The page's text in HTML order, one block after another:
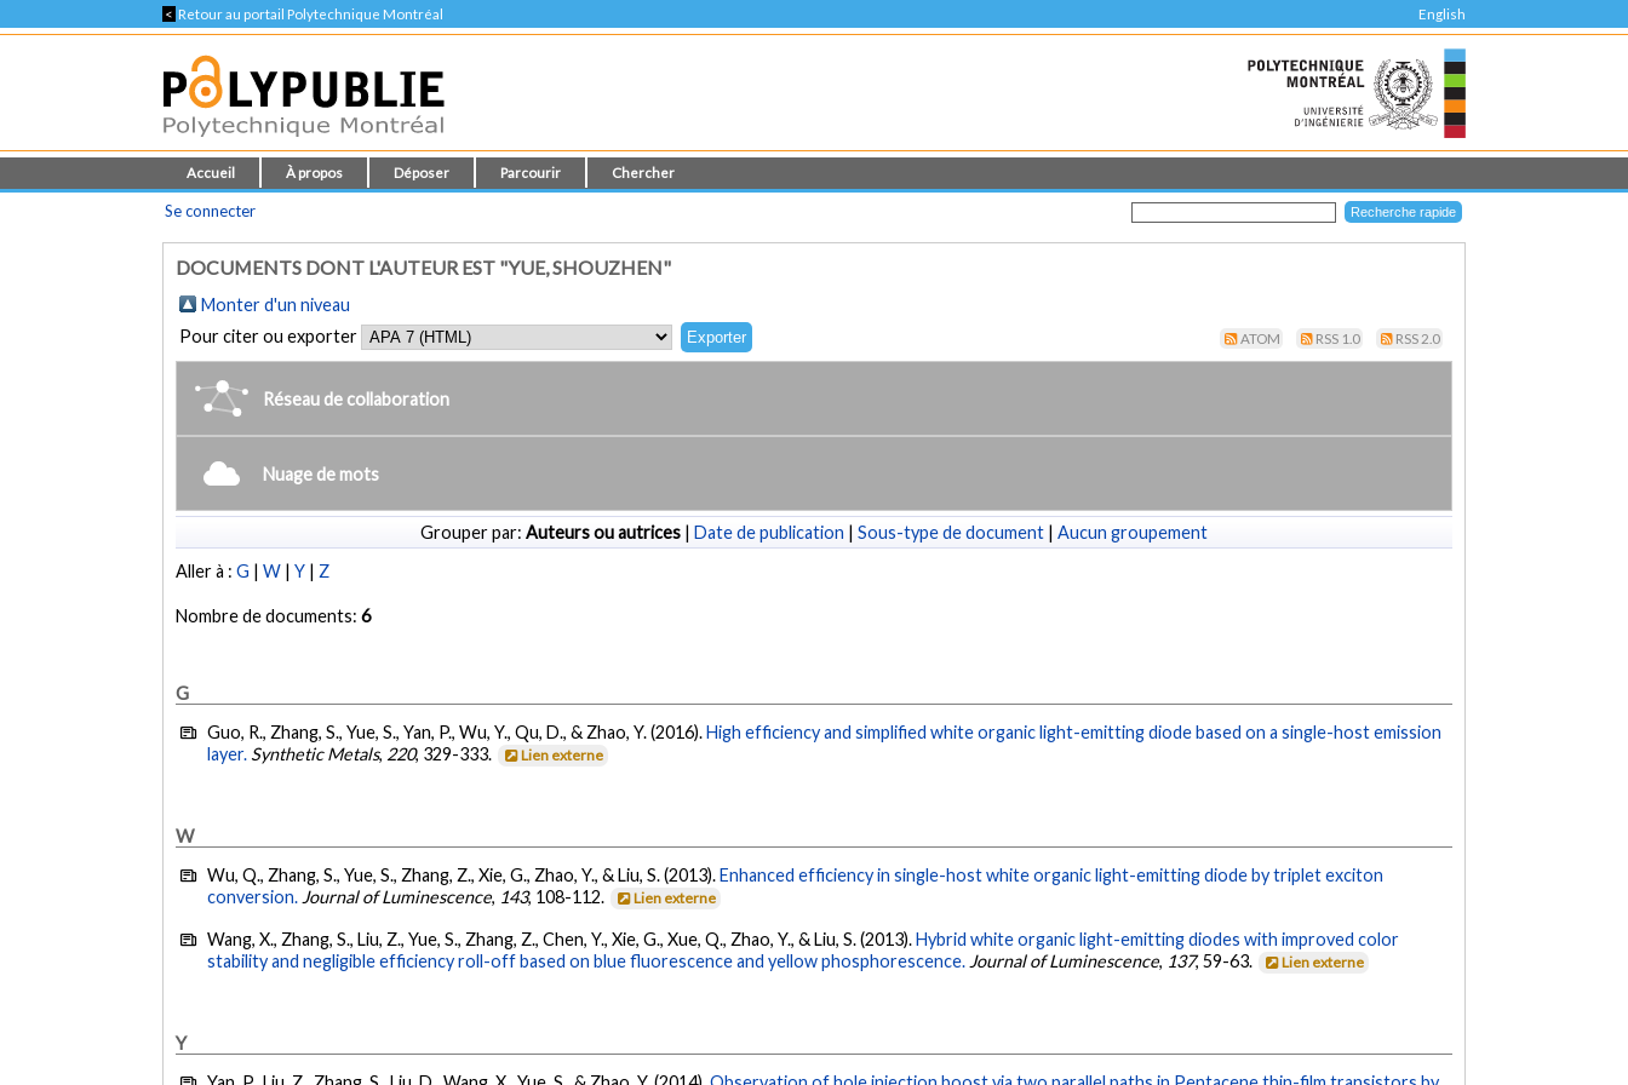
< Retour au portail Polytechnique Montréal English
Accueil À propos Déposer Parcourir Chercher
Se connecter
DOCUMENTS DONT L'AUTEUR EST "YUE, SHOUZHEN"
Monter d'un niveau
Pour citer ou exporter
ATOM RSS 1.0 RSS 2.0
Réseau de collaboration
Nuage de mots
Grouper par: Auteurs ou autrices | Date de publication | Sous-type de document | Aucun groupement
Aller à :G |W |Y | Z
Nombre de documents:6
G
Guo, R., Zhang, S., Yue, S., Yan, P., Wu, Y., Qu, D., & Zhao, Y. (2016).High efficiency and simplified white organic light-emitting diode based on a single-host emission
layer. Synthetic Metals, 220, 329-333. Lien externe
W
Wu, Q., Zhang, S., Yue, S., Zhang, Z., Xie, G., Zhao, Y., & Liu, S. (2013).Enhanced efficiency in single-host white organic light-emitting diode by triplet exciton
conversion. Journal of Luminescence, 143, 108-112. Lien externe
Wang, X., Zhang, S., Liu, Z., Yue, S., Zhang, Z., Chen, Y., Xie, G., Xue, Q., Zhao, Y., & Liu, S. (2013).Hybrid white organic light-emitting diodes with improved color
stability and negligible efficiency roll-off based on blue fluorescence and yellow phosphorescence. Journal of Luminescence, 137, 59-63. Lien externe
Y